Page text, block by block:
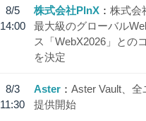
8/5
14:00
株式会社PlnX
株式会
最大級のグローバル
ス「WebX2026」との
を決定
8/3
11:30
Aster
Aster Vault、
提供開始